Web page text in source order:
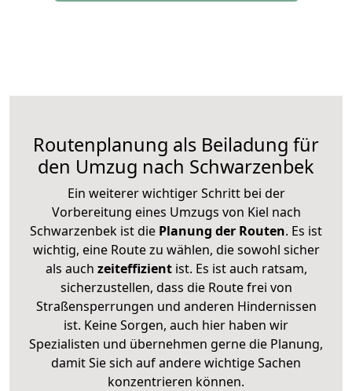
Routenplanung als Beiladung für
den Umzug nach Schwarzenbek
Ein weiterer wichtiger Schritt bei der
Vorbereitung eines Umzugs von Kiel nach
Schwarzenbek ist die Planung der Routen. Es ist
wichtig, eine Route zu wählen, die sowohl sicher
als auch zeiteffizientist. Es ist auch ratsam,
sicherzustellen, dass die Route frei von
Straßensperrungen und anderen Hindernissen
ist. Keine Sorgen, auch hier haben wir
Spezialisten und übernehmen gerne die Planung,
damit Sie sich auf andere wichtige Sachen
konzentrieren können.